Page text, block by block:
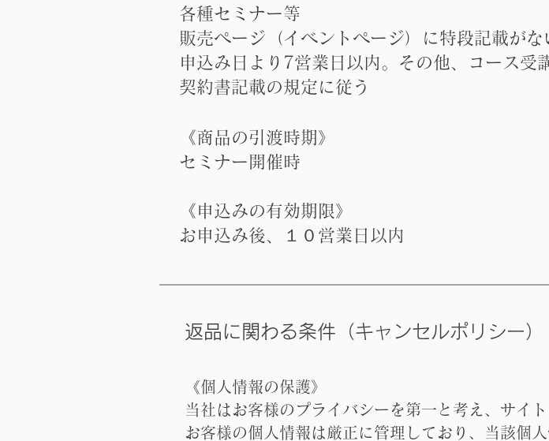
各種セミナー等
販売ページ（イベントページ）に特段記載がな
申込み日より7営業日以内。 その他、コース受
契約書記載の規定に従う
《商品の引渡時期》
セミナー開催時
《申込みの有効期限》
お申込み後、１０営業日以内
《個人情報の保護》
当社はお客様のプライバシーを第一と考え、サイ
お客様の個人情報は厳正に管理しており、当該個
​返品に関わる条件（キャンセルポリシー）